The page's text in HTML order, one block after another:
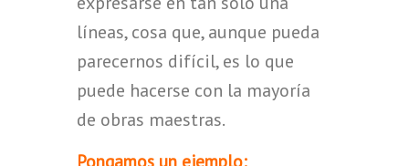
líneas, cosa que, aunque pueda
parecernos difícil, es lo que
puede hacerse con la mayoría
de obras maestras.
Pongamos un ejemplo: